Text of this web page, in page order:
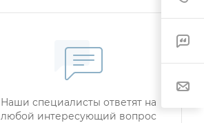
Наши специалисты ответят на
любой интересующий вопрос